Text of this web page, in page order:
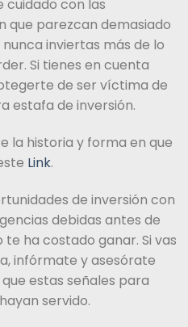
cuidado con las
que parezcan demasiado
inviertas más de lo
Si tienes en cuenta
de ser víctima de
estafa de inversión.
la historia y forma en que
Link.
de inversión con
debidas antes de
ha costado ganar. Si vas
infórmate y asesórate
estas señales para
servido.